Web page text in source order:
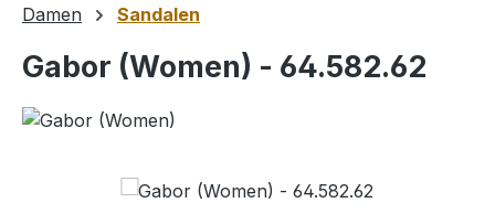
Damen Sandalen
Gabor (Women) - 64.582.62
Bildergalerie überspringen